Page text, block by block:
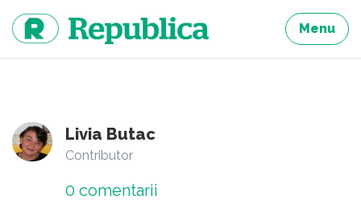
continut
Menu
Livia Butac
Contributor
0 comentarii